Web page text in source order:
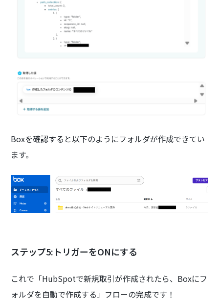
Boxを確認すると以下のようにフォルダが作成できてい
ます。
ステップ5:トリガーをONにする
これで「HubSpotで新規取引が作成されたら、Boxにフ
ォルダを自動で作成する」フローの完成です！